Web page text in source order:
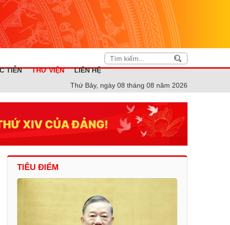
TIỄN THƯ VIỆN
LIÊN HỆ
Thứ Bảy, ngày 08 tháng 08 năm 2026
TIÊU ĐIỂM